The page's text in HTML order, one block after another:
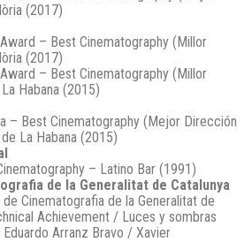
(2017)
– Best Cinematography (Millor
(2017)
– Best Cinematography (Millor
Habana (2015)
– Best Cinematography (Mejor Dirección
La Habana (2015)
– Latino Bar (1991)
de la Generalitat de Catalunya
Cinematografia de la Generalitat de
Achievement / Luces y sombras
Arranz Bravo / Xavier